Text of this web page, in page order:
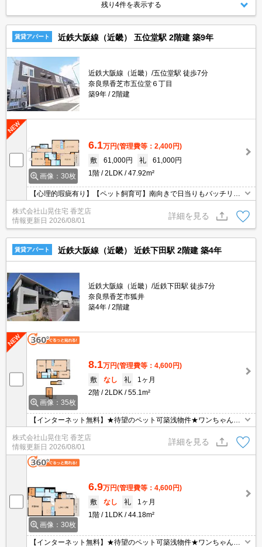
残り4件を表示する
賃貸アパート 近鉄大阪線（近畿） 五位堂駅 2階建 築9年
近鉄大阪線（近畿）/五位堂駅 徒歩7分
奈良県香芝市五位堂６丁目
築9年
2階建
画像：30枚
6.1万円(管理費等：2,400円)
敷
61,000円 礼
61,000円
1階
2LDK 47.92m²
【心理的瑕疵有り】【ペット飼育可】南向きで日当りもバッチリ☆
キッチンは人気の対面式キッチン♪エアコン・追い焚き・浴室乾燥機
等設備も充実で快適ですよ☆小学校や幼稚園も近くっておすすめ♪買
物便利♪
株式会社山晃住宅 香芝店
情報更新日 2026/08/01
詳細を見る
賃貸アパート 近鉄大阪線（近畿） 近鉄下田駅 2階建 築4年
近鉄大阪線（近畿）/近鉄下田駅 徒歩7分
奈良県香芝市狐井
築4年
2階建
画像：35枚
8.1万円(管理費等：4,600円)
敷
なし 礼
1ヶ月
2階
2LDK 55.1m²
【インターネット無料】★待望のペット可築浅物件★ワンちゃん・
ネコちゃん飼育可能の物件です♪ウォークインクローゼットもついて
いるので、収納もたくさんOK！南向きで日当り良好♪エアコン等設
備充実♪
株式会社山晃住宅 香芝店
情報更新日 2026/08/01
詳細を見る
画像：30枚
6.9万円(管理費等：4,600円)
敷
なし 礼
1ヶ月
1階
1LDK 44.18m²
【インターネット無料】★待望のペット可築浅物件★ワンちゃん・